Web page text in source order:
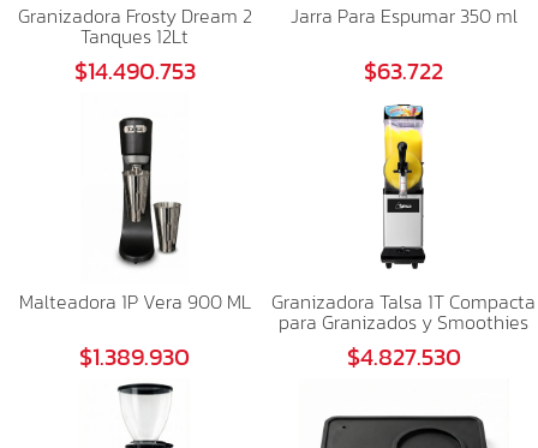
Granizadora Frosty Dream 2
Tanques 12Lt
$14.490.753
Jarra Para Espumar 350 ml
$63.722
Malteadora 1P Vera 900 ML
$1.389.930
Granizadora Talsa 1T Compacta
para Granizados y Smoothies
$4.827.530